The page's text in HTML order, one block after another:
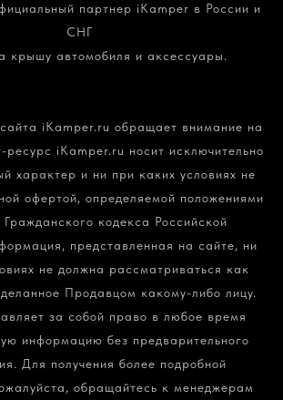
партнер iKamper в России и
СНГ
крышу автомобиля и аксессуары.
iKamper.ru обращает внимание на
ресурс iKamper.ru носит исключительно
характер и ни при каких условиях не
офертой, определяемой положениями
Гражданского кодекса Российской
представленная на сайте, ни
не должна рассматриваться как
Продавцом какому-либо лицу.
за собой право в любое время
информацию без предварительного
Для получения более подробной
обращайтесь к менеджерам